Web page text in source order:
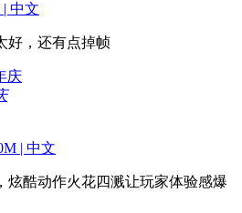
| 中文
好，还有点掉帧
| 中文
炫酷动作火花四溅让玩家体验感爆